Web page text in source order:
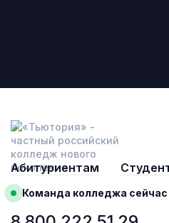
Абитуриентам
Команда колледжа сейчас